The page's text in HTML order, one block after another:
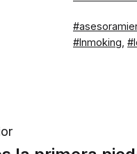
Etiquetado
como
Inmoking